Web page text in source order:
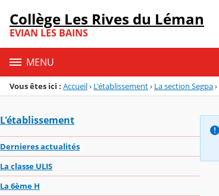
Menu de la rubrique
Contenu
Collège Les Rives du Léman
EVIAN LES BAINS
MENU
Vous êtes ici : Accueil› L'établissement› La section Segpa›
L'établissement
Dernieres actualités
La classe ULIS
La 6ème H